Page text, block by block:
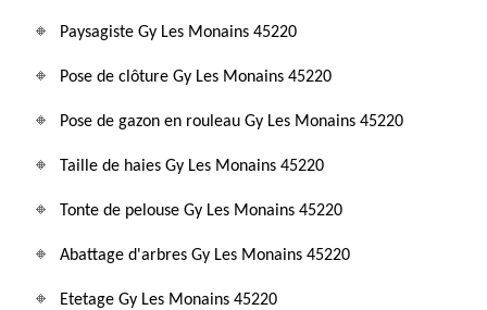
Paysagiste Gy Les Monains 45220
Pose de clôture Gy Les Monains 45220
Pose de gazon en rouleau Gy Les Monains 45220
Taille de haies Gy Les Monains 45220
Tonte de pelouse Gy Les Monains 45220
Abattage d'arbres Gy Les Monains 45220
Etetage Gy Les Monains 45220